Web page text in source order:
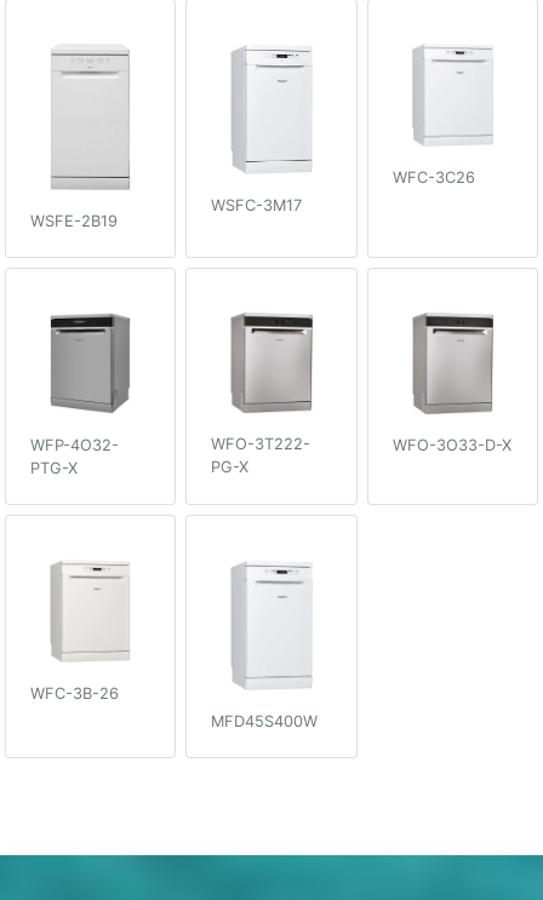
WSFE-2B19
WSFC-3M17
WFC-3C26
WFP-4O32-
PTG-X
WFO-3T222-
PG-X
WFO-3O33-D-X
WFC-3B-26
MFD45S400W